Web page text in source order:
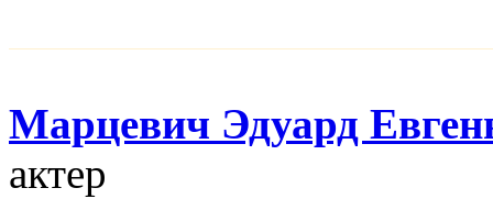
Марцевич Эдуард
актер